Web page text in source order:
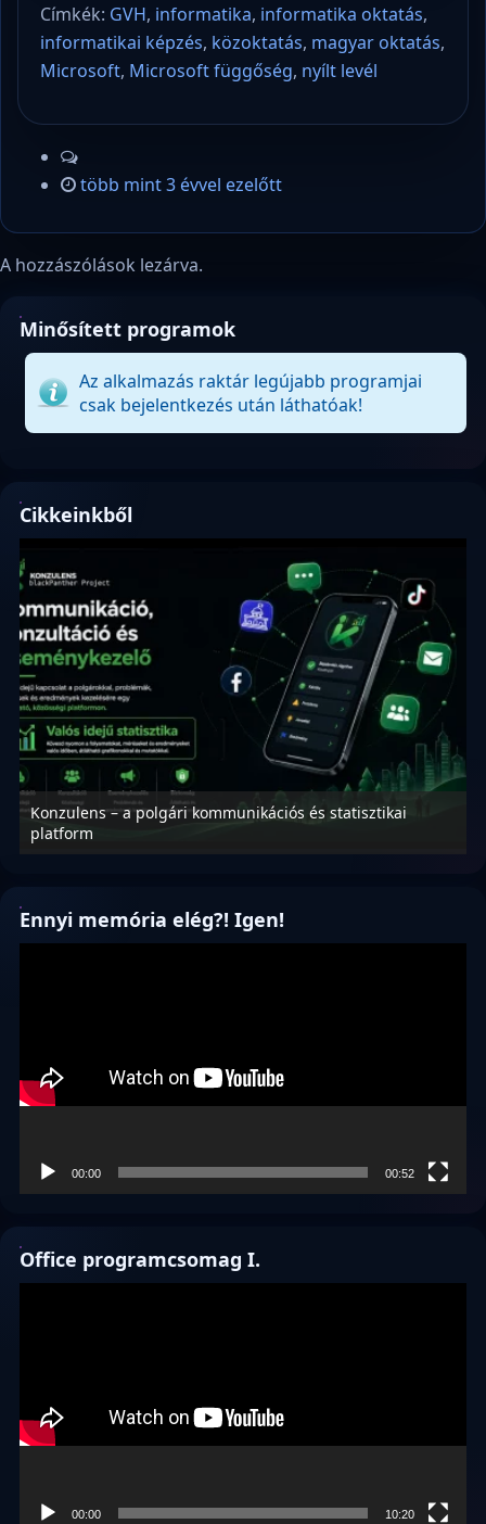
Címkék: GVH, informatika, informatika oktatás,
informatikai képzés, közoktatás, magyar oktatás,
Microsoft, Microsoft függőség, nyílt levél
több mint 3 évvel ezelőtt
A hozzászólások lezárva.
Minősített programok
Az alkalmazás raktár legújabb programjai
csak bejelentkezés után láthatóak!
Cikkeinkből
– a polgári kommunikációs és statisztikai
Nyílt levél
Ennyi memória elég?! Igen!
00:00 00:52
Office programcsomag I.
00:00 10:20